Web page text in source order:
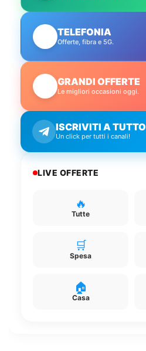
TELEFONIA
Offerte, fibra e 5G.
GRANDI OFFERTE
Le migliori occasioni oggi.
ISCRIVITI A TUTTO
Un click per tutti i canali!
LIVE OFFERTE
🔥
Tutte
🛒
Spesa
🏠
Casa